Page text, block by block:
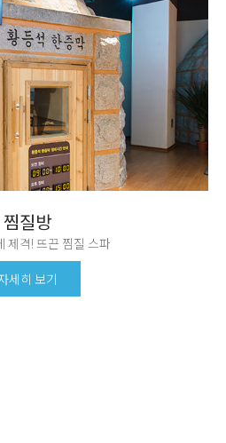
찜질방
제격! 뜨끈 찜질 스파
세히 보기